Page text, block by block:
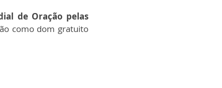
de Oração pelas
como dom gratuito